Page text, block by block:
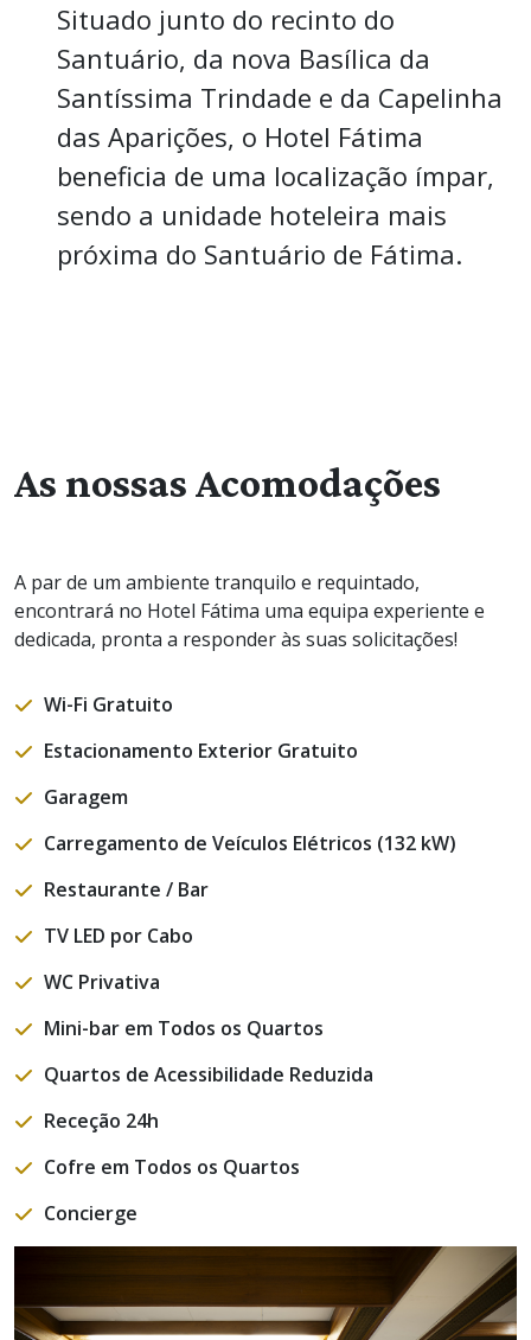
Situado junto do recinto do
Santuário, da nova Basílica da
Santíssima Trindade e da Capelinha
das Aparições, o Hotel Fátima
beneficia de uma localização ímpar,
sendo a unidade hoteleira mais
próxima do Santuário de Fátima.
As nossas Acomodações
A par de um ambiente tranquilo e requintado,
encontrará no Hotel Fátima uma equipa experiente e
dedicada, pronta a responder às suas solicitações!
Wi-Fi Gratuito
Estacionamento Exterior Gratuito
Garagem
Carregamento de Veículos Elétricos (132 kW)
Restaurante / Bar
TV LED por Cabo
WC Privativa
Mini-bar em Todos os Quartos
Quartos de Acessibilidade Reduzida
Receção 24h
Cofre em Todos os Quartos
Concierge